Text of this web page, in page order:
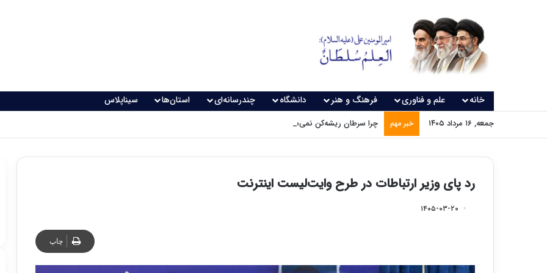
خانه علم و فناوری فرهنگ و هنر دانشگاه چندرسانه‌ای استان‌ها سیناپلاس
جمعه, ۱۶ مرداد ۱۴۰۵ خبر مهم چرا سرطان ریشه‌کن نمی‌شود؟
رد پای وزیر ارتباطات در طرح وایت‌لیست اینترنت
۱۴۰۵-۰۳-۲۰
چاپ